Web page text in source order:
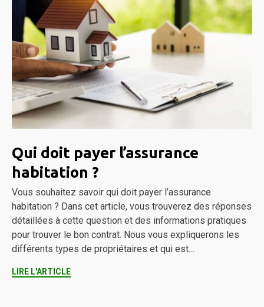
Qui doit payer l’assurance
habitation ?
Vous souhaitez savoir qui doit payer l’assurance
habitation ? Dans cet article, vous trouverez des réponses
détaillées à cette question et des informations pratiques
pour trouver le bon contrat. Nous vous expliquerons les
différents types de propriétaires et qui est…
LIRE L'ARTICLE